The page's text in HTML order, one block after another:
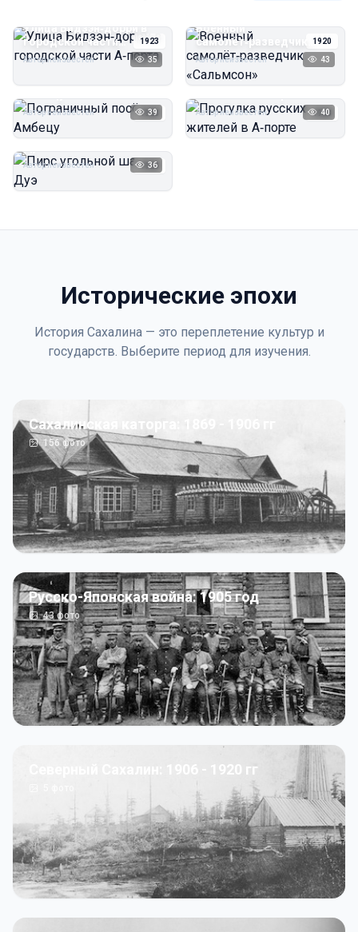
1923
Улица Бидзэн‑дорри в
городской части
А‑порта
Автор неизвестен 35
1920
Военный
самолёт‑разведчик
«Сальмсон»
Автор неизвестен 43
1923
Автор неизвестен 39 1923
Прогулка русских
Автор неизвестен 40
1923
Пирс угольной шахты
Автор неизвестен 36
Исторические эпохи
История Сахалина — это переплетение культур и
государств. Выберите период для изучения.
Сахалинская каторга: 1869 - 1906 гг
156фото
Русско-Японская война: 1905 год
43фото
Северный Сахалин: 1906 - 1920 гг